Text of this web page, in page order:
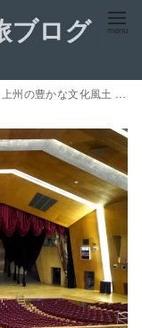
上州の豊かな文化風土 1 / 音楽の街の2つのホール 群馬音楽センターと高崎芸術劇場